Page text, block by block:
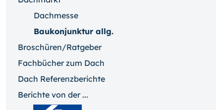
Dachmesse
Baukonjunktur allg.
Broschüren/Ratgeber
Fachbücher zum Dach
Dach Referenzberichte
Berichte von der ...